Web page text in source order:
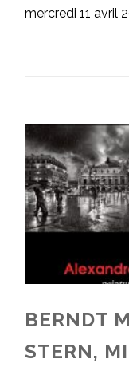
mercredi 11 avril
BERNDT
STERN,